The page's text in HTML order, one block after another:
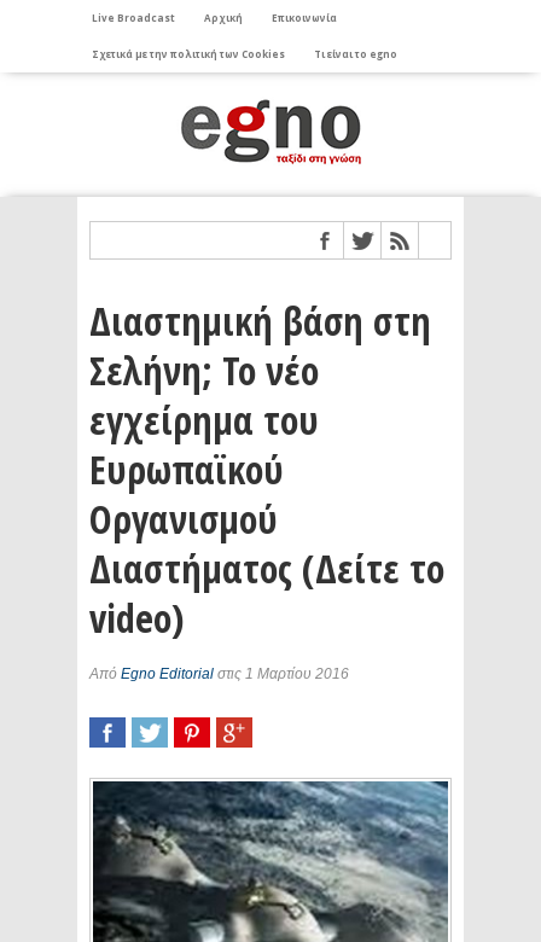
Live Broadcast Αρχική Επικοινωνία
Σχετικά με την πολιτική των Cookies Τι είναι το egno
Διαστημική βάση στη
Σελήνη; Το νέο
εγχείρημα του
Ευρωπαϊκού
Οργανισμού
Διαστήματος (Δείτε το
video)
Από Egno Editorial στις 1 Μαρτίου 2016